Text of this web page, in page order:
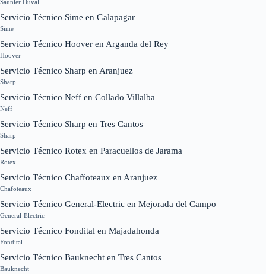
Saunier Duval
Servicio Técnico Sime en Galapagar
Sime
Servicio Técnico Hoover en Arganda del Rey
Hoover
Servicio Técnico Sharp en Aranjuez
Sharp
Servicio Técnico Neff en Collado Villalba
Neff
Servicio Técnico Sharp en Tres Cantos
Sharp
Servicio Técnico Rotex en Paracuellos de Jarama
Rotex
Servicio Técnico Chaffoteaux en Aranjuez
Chafoteaux
Servicio Técnico General-Electric en Mejorada del Campo
General-Electric
Servicio Técnico Fondital en Majadahonda
Fondital
Servicio Técnico Bauknecht en Tres Cantos
Bauknecht